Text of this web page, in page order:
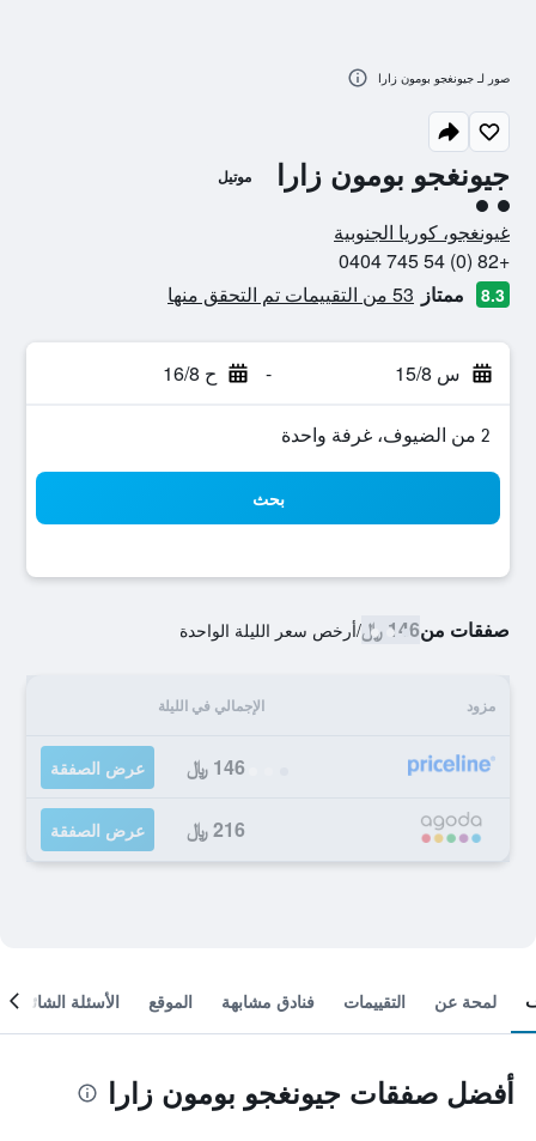
جيونغجو بومون زارا موتيل
تقييم فئة 2
غيونغجو، كوريا الجنوبية
+82 (0) 54 745 0404
8.3 ممتاز 53 من التقييمات تم التحقق منها
س 15/8 - ح 16/8
2 من الضيوف، غرفة واحدة
بحث
صفقات من146 ﷼ /أرخص سعر الليلة الواحدة
مزود الإجمالي في الليلة
146 ﷼ عرض الصفقة
216 ﷼ عرض الصفقة
صور لـ جيونغجو بومون زارا
لمحة عن التقييمات فنادق مشابهة الموقع الأسئلة الشائعة
أفضل صفقات جيونغجو بومون زارا